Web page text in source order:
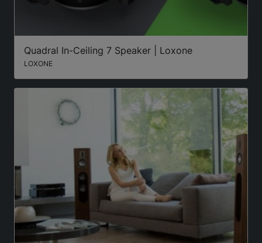
Quadral In-Ceiling 7 Speaker | Loxone
LOXONE